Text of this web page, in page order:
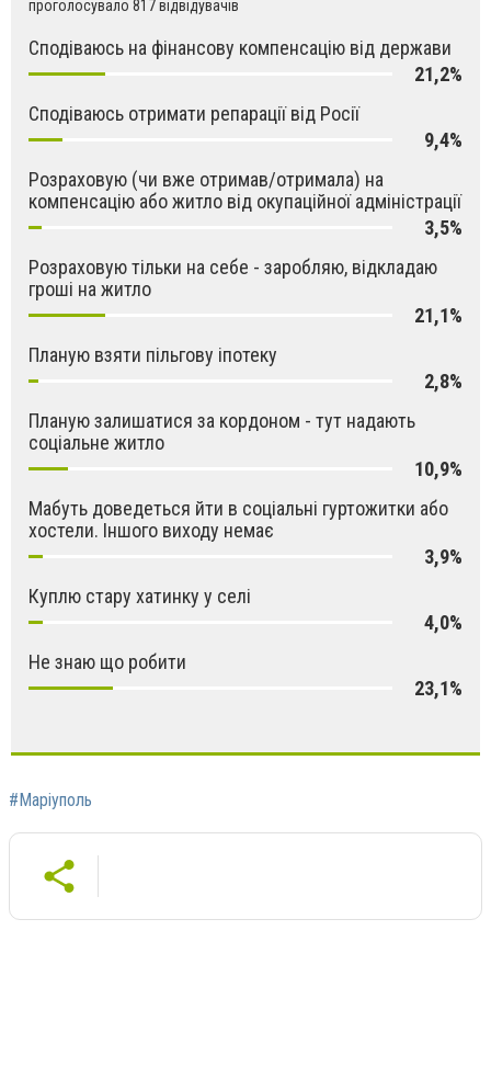
проголосувало 817 відвідувачів
Сподіваюсь на фінансову компенсацію від держави
21,2%
Сподіваюсь отримати репарації від Росії
9,4%
Розраховую (чи вже отримав/отримала) на
компенсацію або житло від окупаційної адміністрації
3,5%
Розраховую тільки на себе - заробляю, відкладаю
гроші на житло
21,1%
Планую взяти пільгову іпотеку
2,8%
Планую залишатися за кордоном - тут надають
соціальне житло
10,9%
Мабуть доведеться йти в соціальні гуртожитки або
хостели. Іншого виходу немає
3,9%
Куплю стару хатинку у селі
4,0%
Не знаю що робити
23,1%
#Маріуполь